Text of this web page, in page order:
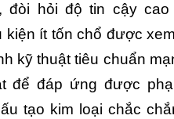
đòi hỏi độ tin cậy
ít tốn chổ được
kỹ thuật tiêu chuẩn
để đáp ứng được
tạo kim loại chắc